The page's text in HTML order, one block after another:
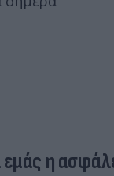
εμάς η